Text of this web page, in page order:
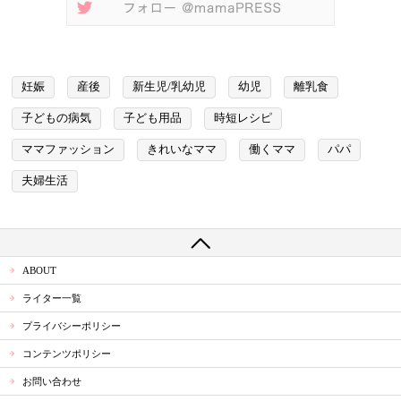
妊娠 産後 新生児/乳幼児 幼児 離乳食
子どもの病気 子ども用品 時短レシピ
ママファッション きれいなママ 働くママ パパ
夫婦生活
ABOUT
ライター一覧
プライバシーポリシー
コンテンツポリシー
お問い合わせ